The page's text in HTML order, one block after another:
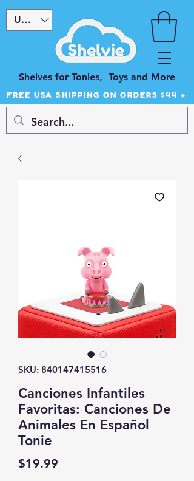
Shelves for Tonies, Toys and More
USD ($)
FREE USA SHIPPING ON ORDERS $44 +
SKU: 840147415516
Canciones Infantiles
Favoritas: Canciones De
Animales En Español
Tonie
$19.99